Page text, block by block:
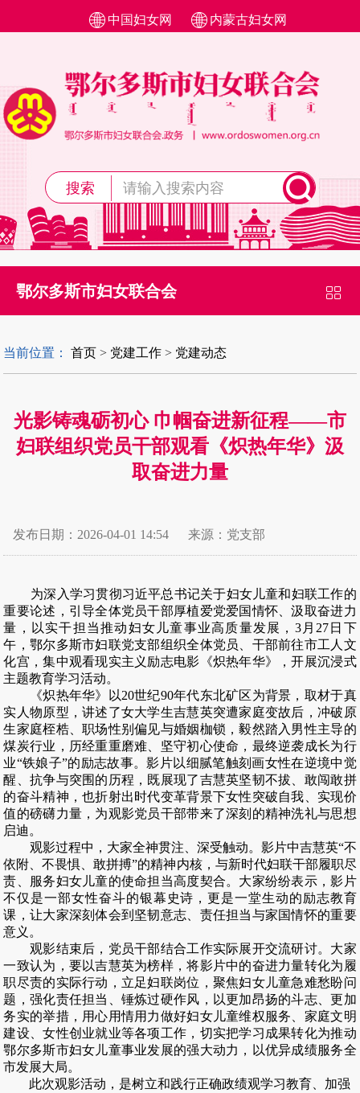
中国妇女网 内蒙古妇女网
搜索
鄂尔多斯市妇女联合会
当前位置： 首页 > 党建工作 > 党建动态
光影铸魂砺初心 巾帼奋进新征程——市
妇联组织党员干部观看《炽热年华》汲
取奋进力量
发布日期：2026-04-01 14:54 来源：党支部
为深入学习贯彻习近平总书记关于妇女儿童和妇联工作的
重要论述，引导全体党员干部厚植爱党爱国情怀、汲取奋进力
量，以实干担当推动妇女儿童事业高质量发展，3月27日下
午，鄂尔多斯市妇联党支部组织全体党员、干部前往市工人文
化宫，集中观看现实主义励志电影《炽热年华》，开展沉浸式
主题教育学习活动。
《炽热年华》以20世纪90年代东北矿区为背景，取材于真
实人物原型，讲述了女大学生吉慧英突遭家庭变故后，冲破原
生家庭桎梏、职场性别偏见与婚姻枷锁，毅然踏入男性主导的
煤炭行业，历经重重磨难、坚守初心使命，最终逆袭成长为行
业“铁娘子”的励志故事。影片以细腻笔触刻画女性在逆境中觉
醒、抗争与突围的历程，既展现了吉慧英坚韧不拔、敢闯敢拼
的奋斗精神，也折射出时代变革背景下女性突破自我、实现价
值的磅礴力量，为观影党员干部带来了深刻的精神洗礼与思想
启迪。
观影过程中，大家全神贯注、深受触动。影片中吉慧英“不
依附、不畏惧、敢拼搏”的精神内核，与新时代妇联干部履职尽
责、服务妇女儿童的使命担当高度契合。大家纷纷表示，影片
不仅是一部女性奋斗的银幕史诗，更是一堂生动的励志教育
课，让大家深刻体会到坚韧意志、责任担当与家国情怀的重要
意义。
观影结束后，党员干部结合工作实际展开交流研讨。大家
一致认为，要以吉慧英为榜样，将影片中的奋进力量转化为履
职尽责的实际行动，立足妇联岗位，聚焦妇女儿童急难愁盼问
题，强化责任担当、锤炼过硬作风，以更加昂扬的斗志、更加
务实的举措，用心用情用力做好妇女儿童维权服务、家庭文明
建设、女性创业就业等各项工作，切实把学习成果转化为推动
鄂尔多斯市妇女儿童事业发展的强大动力，以优异成绩服务全
市发展大局。
此次观影活动，是树立和践行正确政绩观学习教育、加强